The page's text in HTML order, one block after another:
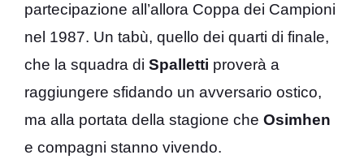
partecipazione all’allora Coppa dei Campioni
nel 1987. Un tabù, quello dei quarti di finale,
che la squadra di Spalletti proverà a
raggiungere sfidando un avversario ostico,
ma alla portata della stagione che Osimhen
e compagni stanno vivendo.